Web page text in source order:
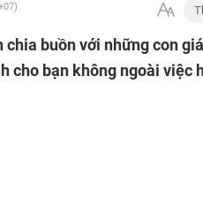
chia buồn với những con
cho bạn không ngoài việc